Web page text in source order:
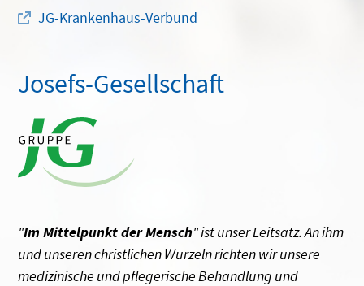
JG-Krankenhaus-Verbund
Josefs-Gesellschaft
"Im Mittelpunkt der Mensch" ist unser Leitsatz. An ihm
und unseren christlichen Wurzeln richten wir unsere
medizinische und pflegerische Behandlung und